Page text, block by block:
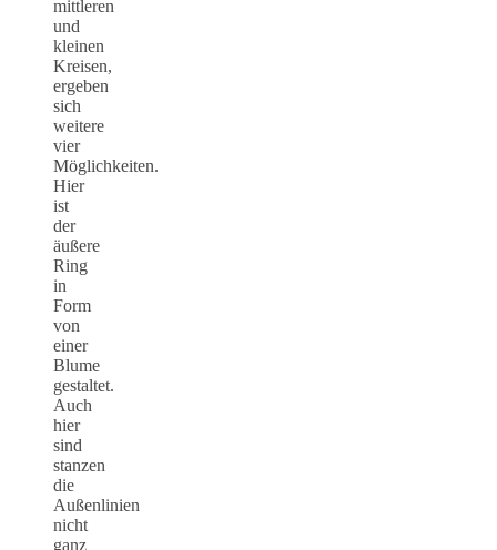
mittleren
und
kleinen
Kreisen,
ergeben
sich
weitere
vier
Möglichkeiten.
Hier
ist
der
äußere
Ring
in
Form
von
einer
Blume
gestaltet.
Auch
hier
sind
stanzen
die
Außenlinien
nicht
ganz